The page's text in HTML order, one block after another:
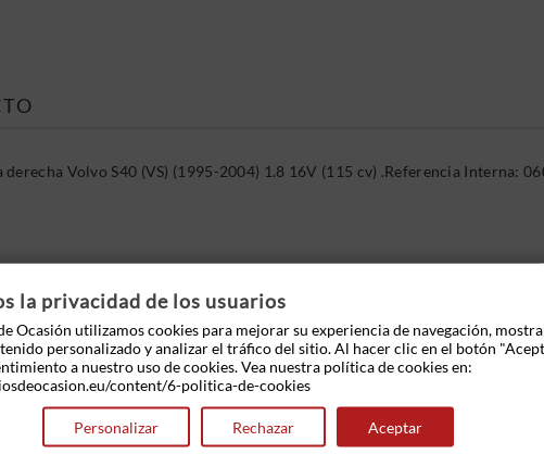
Volvo S40 (VS) (1995-2004) 1.8 16V (115 cv) .Referencia Interna:
la privacidad de los usuarios
Ocasión utilizamos cookies para mejorar su experiencia de navegación,
personalizado y analizar el tráfico del sitio. Al hacer clic en el botón
a nuestro uso de cookies. Vea nuestra política de cookies en:
content/6-politica-de-cookies
Personalizar Rechazar Aceptar